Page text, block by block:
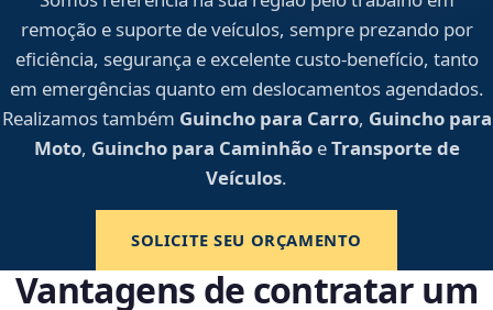
remoção e suporte de veículos, sempre prezando por
eficiência, segurança e excelente custo-benefício, tanto
em emergências quanto em deslocamentos agendados.
Realizamos também Guincho para Carro, Guincho para
Moto, Guincho para CaminhãoeTransporte de
Veículos.
SOLICITE SEU ORÇAMENTO
Vantagens de contratar um